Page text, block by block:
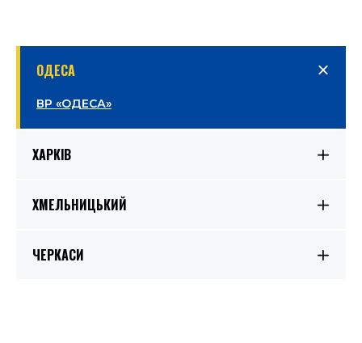
ОДЕСА
ВР «ОДЕСА»
ХАРКІВ
ХМЕЛЬНИЦЬКИЙ
ЧЕРКАСИ